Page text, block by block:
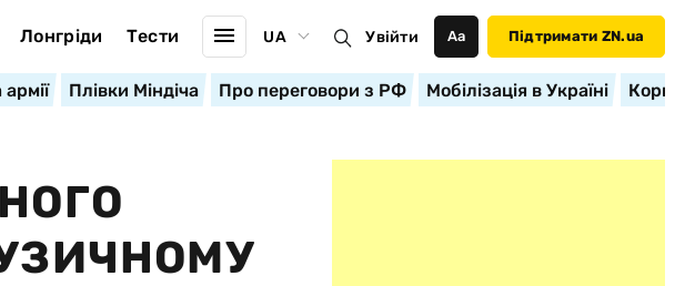
Лонгріди Тести UA Увійти Аа Підтримати ZN.ua
Плівки Міндіча Про переговори з РФ Мобілізація в Україні